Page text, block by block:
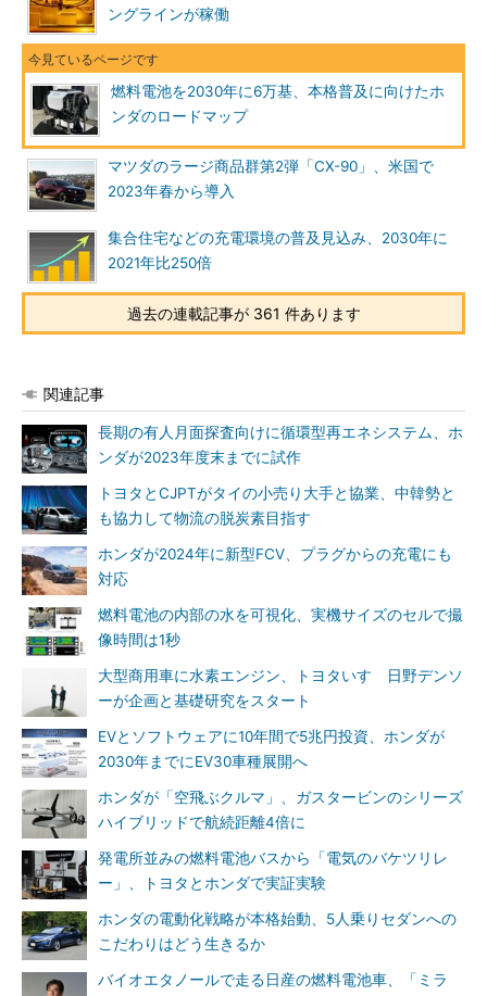
ングラインが稼働
燃料電池を2030年に6万基、本格普及に向けたホ
ンダのロードマップ
マツダのラージ商品群第2弾「CX-90」、米国で
2023年春から導入
集合住宅などの充電環境の普及見込み、2030年に
2021年比250倍
過去の連載記事が 361 件あります
関連記事
長期の有人月面探査向けに循環型再エネシステム、ホ
ンダが2023年度末までに試作
トヨタとCJPTがタイの小売り大手と協業、中韓勢と
も協力して物流の脱炭素目指す
ホンダが2024年に新型FCV、プラグからの充電にも
対応
燃料電池の内部の水を可視化、実機サイズのセルで撮
像時間は1秒
大型商用車に水素エンジン、トヨタいすゞ日野デンソ
ーが企画と基礎研究をスタート
EVとソフトウェアに10年間で5兆円投資、ホンダが
2030年までにEV30車種展開へ
ホンダが「空飛ぶクルマ」、ガスタービンのシリーズ
ハイブリッドで航続距離4倍に
発電所並みの燃料電池バスから「電気のバケツリレ
ー」、トヨタとホンダで実証実験
ホンダの電動化戦略が本格始動、5人乗りセダンへの
こだわりはどう生きるか
バイオエタノールで走る日産の燃料電池車、「ミラ